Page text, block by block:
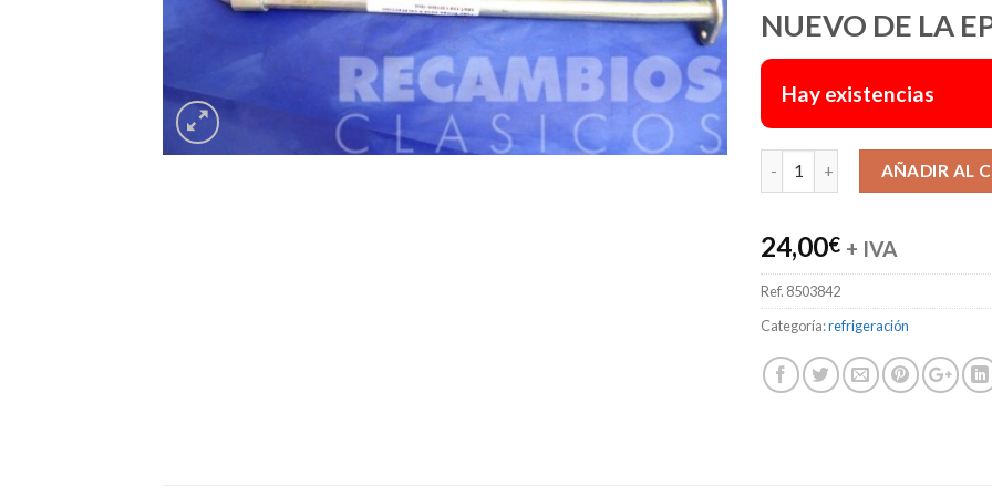
NUEVO DE LA
Hay existencias
AÑADIR AL
24,00€ + IVA
Ref. 8503842
Categoría:refrigeración